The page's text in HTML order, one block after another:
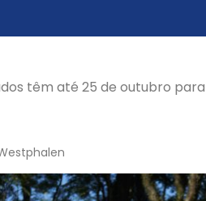
têm até 25 de outubro